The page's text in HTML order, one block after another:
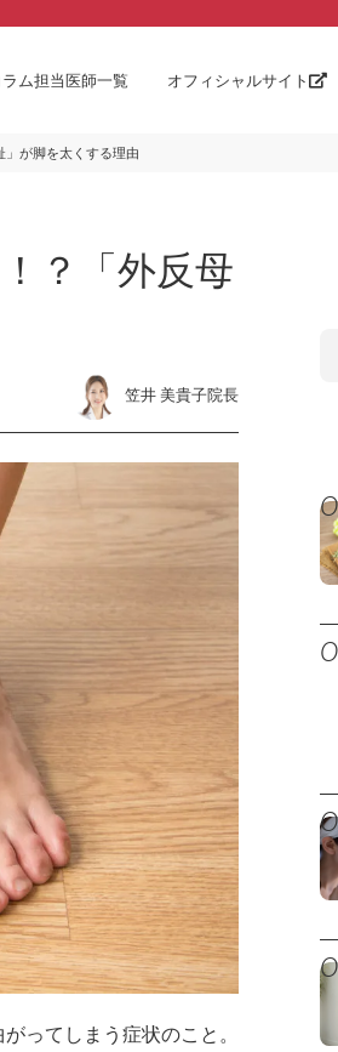
ラム担当医師一覧 オフィシャルサイト
が脚を太くする理由
？「外反母
笠井 美貴子院長
ってしまう症状のこと。